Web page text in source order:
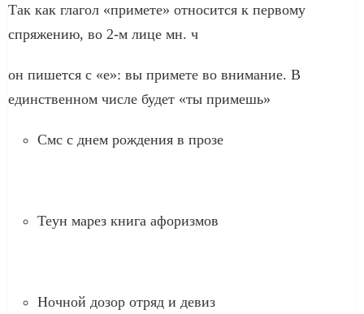
Так как глагол «примете» относится к первому
спряжению, во 2-м лице мн. ч
он пишется с «е»: вы примете во внимание. В
единственном числе будет «ты примешь»
Смс с днем рождения в прозе
Теун марез книга афоризмов
Ночной дозор отряд и девиз